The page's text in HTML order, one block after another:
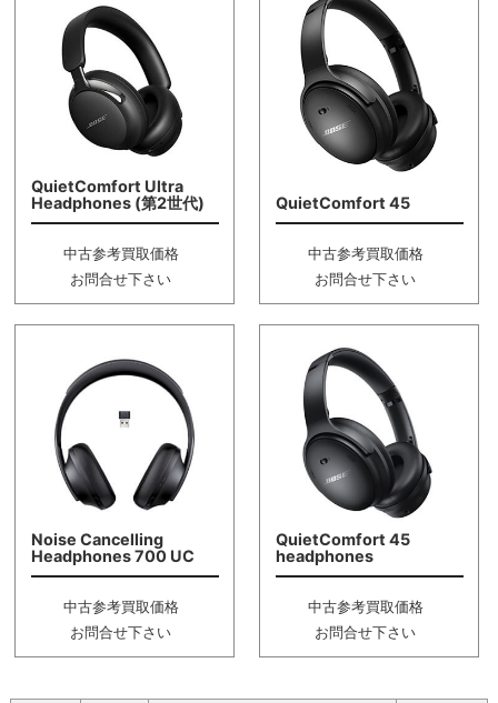
QuietComfort Ultra
Headphones (第2世代)
中古参考買取価格
お問合せ下さい
QuietComfort 45
中古参考買取価格
お問合せ下さい
Noise Cancelling
Headphones 700 UC
中古参考買取価格
お問合せ下さい
QuietComfort 45
headphones
中古参考買取価格
お問合せ下さい